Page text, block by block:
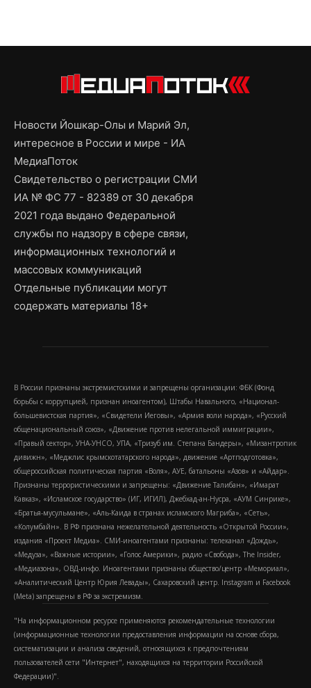
Новости Йошкар-Олы и Марий Эл,
интересное в России и мире - ИА
МедиаПоток
Свидетельство о регистрации СМИ
ИА № ФС 77 - 82389 от 30 декабря
2021 года выдано Федеральной
службы по надзору в сфере связи,
информационных технологий и
массовых коммуникаций
Отдельные публикации могут
содержать материалы 18+
В России признаны экстремистскими и запрещены организации: ФБК (Фонд
борьбы с коррупцией, признан иноагентом), Штабы Навального, «Национал-
большевистская партия», «Свидетели Иеговы», «Армия воли народа», «Русский
общенациональный союз», «Движение против нелегальной иммиграции»,
«Правый сектор», УНА-УНСО, УПА, «Тризуб им. Степана Бандеры», «Мизантропик
дивижн», «Меджлис крымскотатарского народа», движение «Артподготовка»,
общероссийская политическая партия «Воля», АУЕ, батальоны «Азов» и «Айдар».
Признаны террористическими и запрещены: «Движение Талибан», «Имарат
Кавказ», «Исламское государство» (ИГ, ИГИЛ), Джебхад-ан-Нусра, «АУМ Синрике»,
«Братья-мусульмане», «Аль-Каида в странах исламского Магриба», «Сеть»,
«Колумбайн». В РФ признана нежелательной деятельность «Открытой России»,
издания «Проект Медиа». СМИ-иноагентами признаны: телеканал «Дождь»,
«Медуза», «Важные истории», «Голос Америки», радио «Свобода», The Insider,
«Медиазона», ОВД-инфо. Иноагентами признаны общество/центр «Мемориал»,
«Аналитический Центр Юрия Левады», Сахаровский центр. Instagram и Facebook
(Metа) запрещены в РФ за экстремизм.
"На информационном ресурсе применяются рекомендательные технологии
(информационные технологии предоставления информации на основе сбора,
систематизации и анализа сведений, относящихся к предпочтениям
пользователей сети "Интернет", находящихся на территории Российской
Федерации)".